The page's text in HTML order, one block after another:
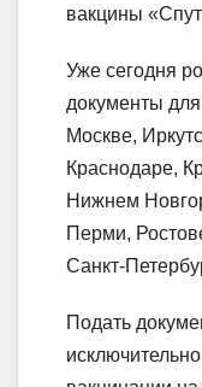
вакцины
Уже сегодня
документы
Москве,
Краснодаре,
Нижнем
Перми,
Санкт-
Подать